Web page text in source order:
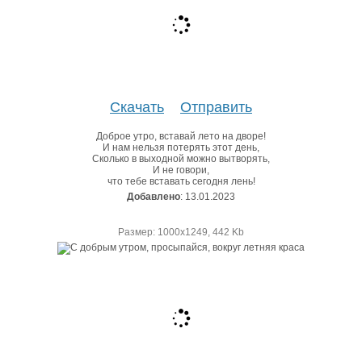
Скачать Отправить
Доброе утро, вставай лето на дворе!
И нам нельзя потерять этот день,
Сколько в выходной можно вытворять,
И не говори,
что тебе вставать сегодня лень!
Добавлено: 13.01.2023
Размер: 1000х1249, 442 Kb